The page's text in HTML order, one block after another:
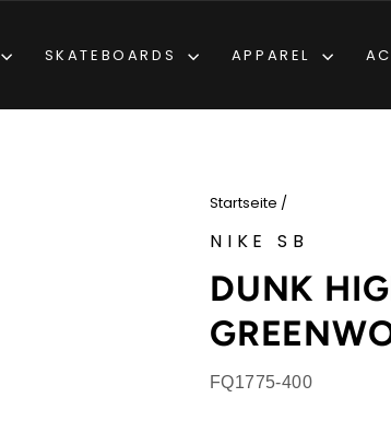
SKATEBOARDS APPAREL
Startseite /
NIKE SB
DUNK
FQ1775-400